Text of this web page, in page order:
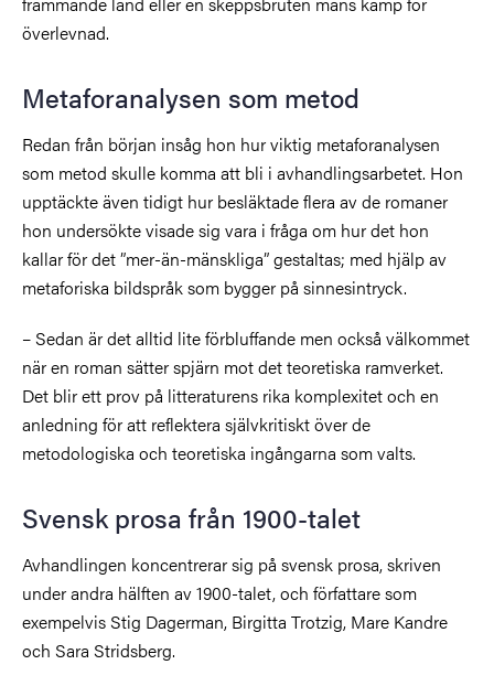
överlevnad.
Metaforanalysen som metod
Redan från början insåg hon hur viktig metaforanalysen
som metod skulle komma att bli i avhandlingsarbetet. Hon
upptäckte även tidigt hur besläktade flera av de romaner
hon undersökte visade sig vara i fråga om hur det hon
kallar för det ”mer-än-mänskliga” gestaltas; med hjälp av
metaforiska bildspråk som bygger på sinnesintryck.
– Sedan är det alltid lite förbluffande men också välkommet
när en roman sätter spjärn mot det teoretiska ramverket.
Det blir ett prov på litteraturens rika komplexitet och en
anledning för att reflektera självkritiskt över de
metodologiska och teoretiska ingångarna som valts.
Svensk prosa från 1900-talet
Avhandlingen koncentrerar sig på svensk prosa, skriven
under andra hälften av 1900-talet, och författare som
exempelvis Stig Dagerman, Birgitta Trotzig, Mare Kandre
och Sara Stridsberg.